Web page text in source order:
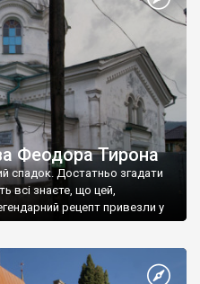
Феодора Тирона
спадок. Достатньо згадати
всі знаєте, що цей,
рецепт привезли у